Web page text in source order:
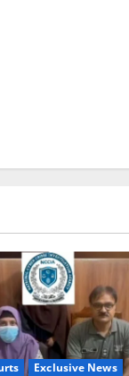
Exclusive News